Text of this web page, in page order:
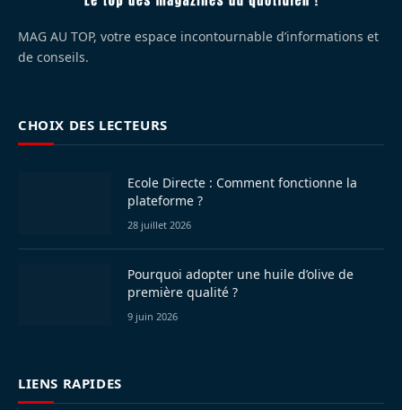
MAG AU TOP, votre espace incontournable d’informations et
de conseils.
CHOIX DES LECTEURS
Ecole Directe : Comment fonctionne la
plateforme ?
28 juillet 2026
Pourquoi adopter une huile d’olive de
première qualité ?
9 juin 2026
LIENS RAPIDES